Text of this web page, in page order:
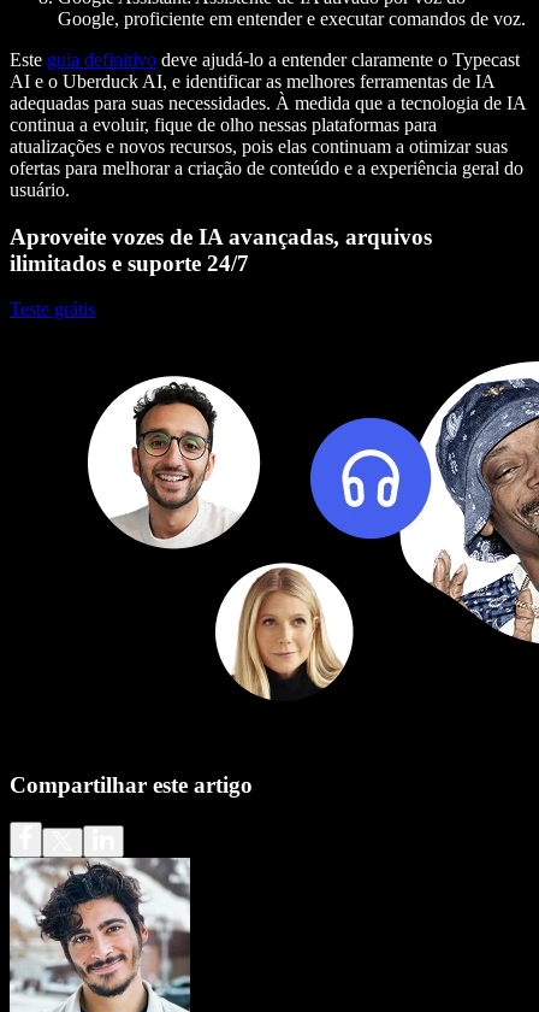
Google, proficiente em entender e executar comandos de voz.
Este guia definitivo deve ajudá-lo a entender claramente o Typecast
AI e o Uberduck AI, e identificar as melhores ferramentas de IA
adequadas para suas necessidades. À medida que a tecnologia de IA
continua a evoluir, fique de olho nessas plataformas para
atualizações e novos recursos, pois elas continuam a otimizar suas
ofertas para melhorar a criação de conteúdo e a experiência geral do
usuário.
Aproveite vozes de IA avançadas, arquivos
ilimitados e suporte 24/7
Teste grátis
Compartilhar este artigo